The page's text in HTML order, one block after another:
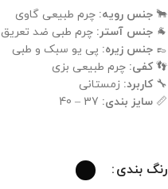
🐂 جنس رویه: چرم طبیعی گاوی
🐐 جنس آستر: چرم طبی ضد تعریق
👞 جنس زیره: پی یو سبک و طبی
👣کفی: چرم طبیعی بزی
🔧کاربرد: زمستانی
📏 سایز بندی: 37 – 40
رنگ بندی